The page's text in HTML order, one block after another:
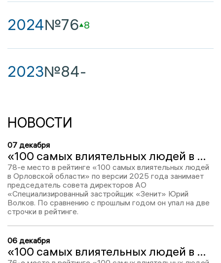
2024№76 8
2023№84-
НОВОСТИ
07 декабря
«100 самых влиятельных людей в Орловской области-2025»: Юрий Волков – 78
78-е место в рейтинге «100 самых влиятельных людей
в Орловской области» по версии 2025 года занимает
председатель совета директоров АО
«Специализированный застройщик «Зенит» Юрий
Волков. По сравнению с прошлым годом он упал на две
строчки в рейтинге.
06 декабря
«100 самых влиятельных людей в Орловской области-2024»: Юрий Волков – 76